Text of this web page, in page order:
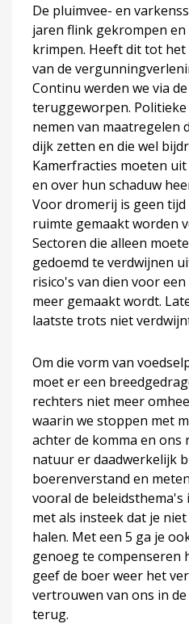
De pluimvee- en
jaren flink gekrompen
krimpen. Heeft dit tot
van de
Continu werden we via
teruggeworpen.
nemen van maatregelen
dijk zetten en die wel
Kamerfracties moeten
en over hun schaduw
Voor dromerij is geen
ruimte gemaakt worden
Sectoren die alleen
gedoemd te verdwijnen
risico's van dien voor
meer gemaakt wordt.
laatste trots niet
Om die vorm van
moet er een
rechters niet meer
waarin we stoppen met
achter de komma en ons
natuur er daadwerkelijk
boerenverstand en
vooral de
met als insteek dat je
halen. Met een 5 ga je
genoeg te compenseren
geef de boer weer het
vertrouwen van ons in
terug.